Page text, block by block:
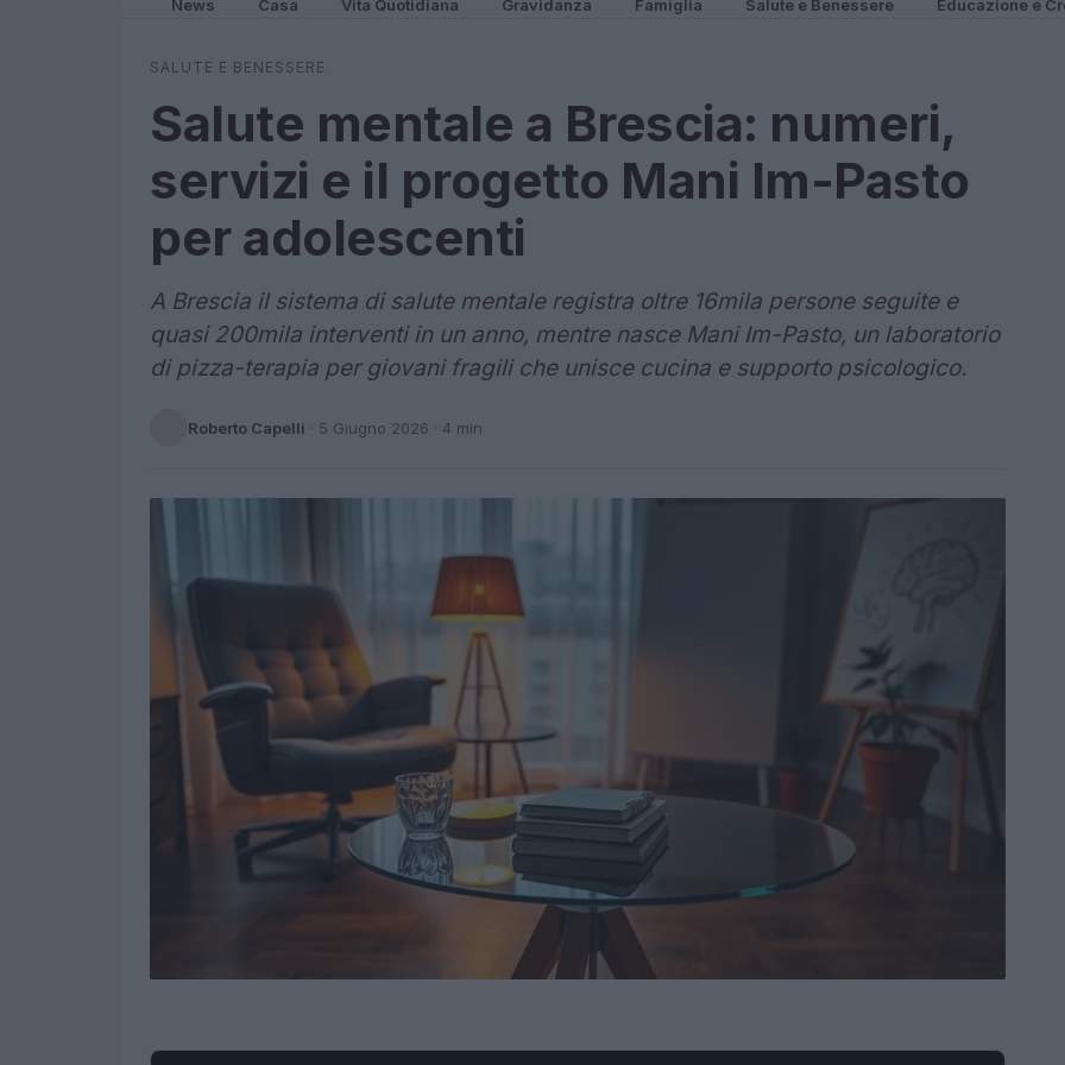
News Casa Vita Quotidiana Gravidanza Famiglia Salute e Benessere Educazione e
SALUTE E BENESSERE
Salute mentale a Brescia: numeri,
servizi e il progetto Mani Im-Pasto
per adolescenti
A Brescia il sistema di salute mentale registra oltre 16mila persone seguite e
quasi 200mila interventi in un anno, mentre nasce Mani Im-Pasto, un laboratorio
di pizza-terapia per giovani fragili che unisce cucina e supporto psicologico.
Roberto Capelli · 5 Giugno 2026 · 4 min